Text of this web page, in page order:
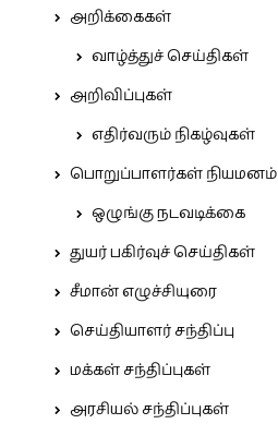
அறிக்கைகள்
வாழ்த்துச் செய்திகள்
அறிவிப்புகள்
எதிர்வரும் நிகழ்வுகள்
பொறுப்பாளர்கள் நியமனம்
ஒழுங்கு நடவடிக்கை
துயர் பகிர்வுச் செய்திகள்
சீமான் எழுச்சியுரை
செய்தியாளர் சந்திப்பு
மக்கள் சந்திப்புகள்
அரசியல் சந்திப்புகள்